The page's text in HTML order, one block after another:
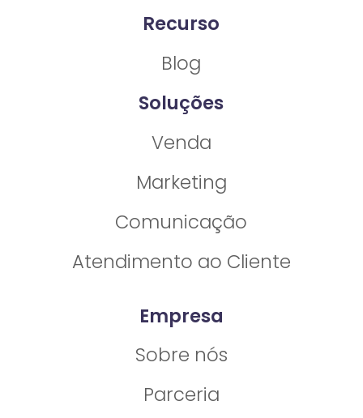
Recurso
Blog
Soluções
Venda
Marketing
Comunicação
Atendimento ao Cliente
Empresa
Sobre nós
Parceria